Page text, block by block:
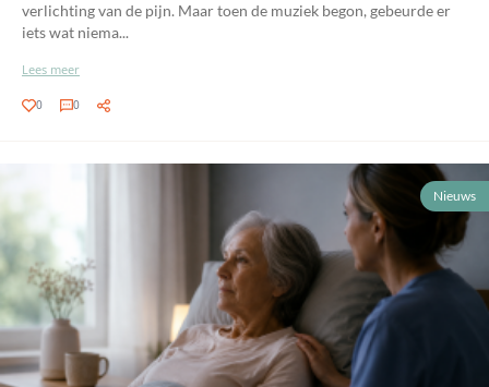
verlichting van de pijn. Maar toen de muziek begon, gebeurde er
iets wat niema...
Lees meer
0 0
Nieuws